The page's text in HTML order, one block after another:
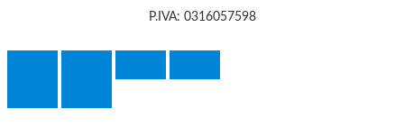
P.IVA: 0316057598